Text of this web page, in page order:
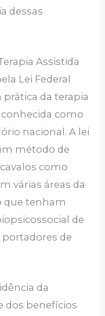
dessas
Assistida
Lei Federal
prática da terapia
como
nacional. A lei
método de
como
várias áreas da
que tenham
de
portadores de
da
dos benefícios